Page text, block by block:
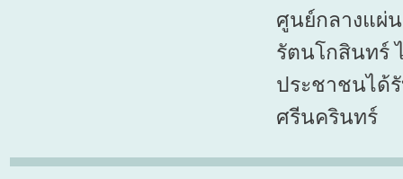
ศูนย์กลางแผ่
รัตนโกสินทร์
ประชาชนได้
ศรีนครินทร์